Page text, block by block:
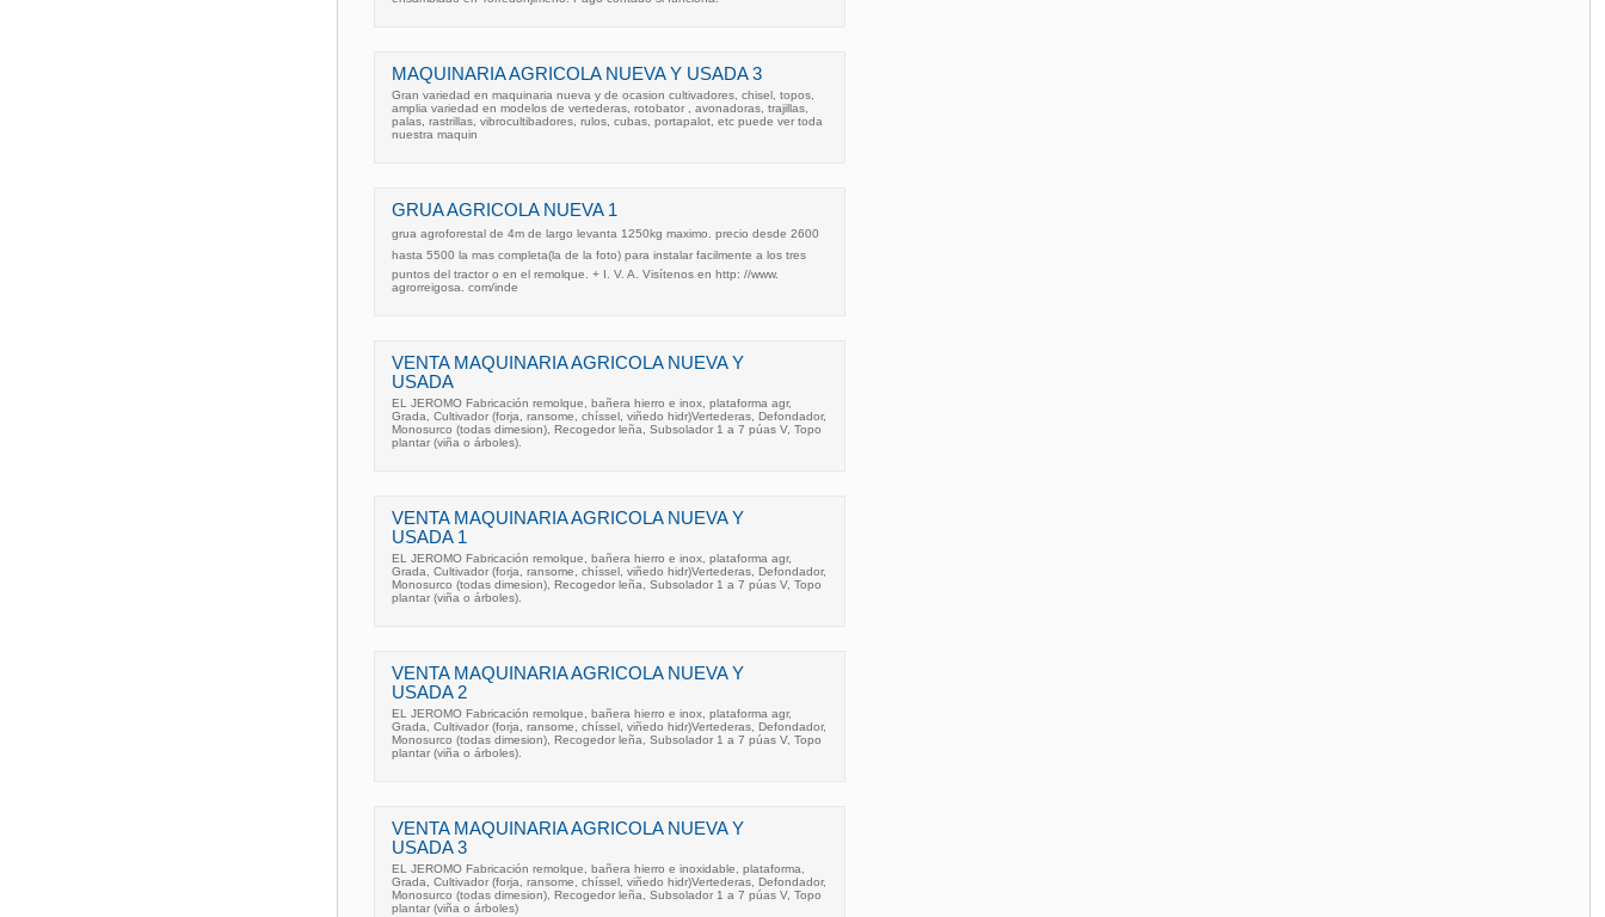
MAQUINARIA AGRICOLA NUEVA Y USADA 3
Gran variedad en maquinaria nueva y de ocasion cultivadores, chisel, topos,
amplia variedad en modelos de vertederas, rotobator , avonadoras, trajillas,
palas, rastrillas, vibrocultibadores, rulos, cubas, portapalot, etc puede ver toda
nuestra maquin
GRUA AGRICOLA NUEVA 1
grua agroforestal de 4m de largo levanta 1250kg maximo. precio desde 2600
hasta 5500 la mas completa(la de la foto) para instalar facilmente a los tres
puntos del tractor o en el remolque. + I. V. A. Visítenos en http: //www.
agrorreigosa. com/inde
VENTA MAQUINARIA AGRICOLA NUEVA Y
USADA
EL JEROMO Fabricación remolque, bañera hierro e inox, plataforma agr,
Grada, Cultivador (forja, ransome, chíssel, viñedo hidr)Vertederas, Defondador,
Monosurco (todas dimesion), Recogedor leña, Subsolador 1 a 7 púas V, Topo
plantar (viña o árboles).
VENTA MAQUINARIA AGRICOLA NUEVA Y
USADA 1
EL JEROMO Fabricación remolque, bañera hierro e inox, plataforma agr,
Grada, Cultivador (forja, ransome, chíssel, viñedo hidr)Vertederas, Defondador,
Monosurco (todas dimesion), Recogedor leña, Subsolador 1 a 7 púas V, Topo
plantar (viña o árboles).
VENTA MAQUINARIA AGRICOLA NUEVA Y
USADA 2
EL JEROMO Fabricación remolque, bañera hierro e inox, plataforma agr,
Grada, Cultivador (forja, ransome, chíssel, viñedo hidr)Vertederas, Defondador,
Monosurco (todas dimesion), Recogedor leña, Subsolador 1 a 7 púas V, Topo
plantar (viña o árboles).
VENTA MAQUINARIA AGRICOLA NUEVA Y
USADA 3
EL JEROMO Fabricación remolque, bañera hierro e inoxidable, plataforma,
Grada, Cultivador (forja, ransome, chíssel, viñedo hidr)Vertederas, Defondador,
Monosurco (todas dimesion), Recogedor leña, Subsolador 1 a 7 púas V, Topo
plantar (viña o árboles)